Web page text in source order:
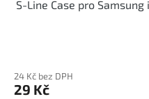
S-Line Case pro
24 Kč bez DPH
29 Kč